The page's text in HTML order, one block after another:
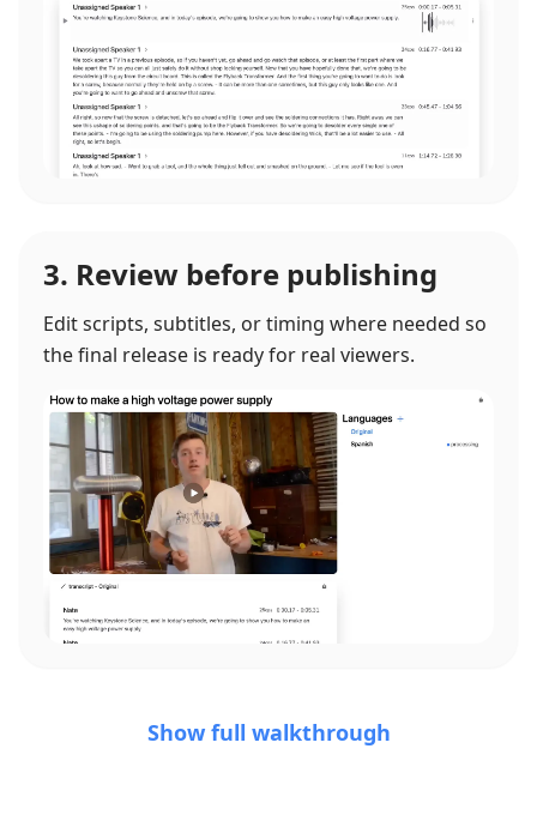
3. Review before publishing
Edit scripts, subtitles, or timing where needed so
the final release is ready for real viewers.
Show full walkthrough